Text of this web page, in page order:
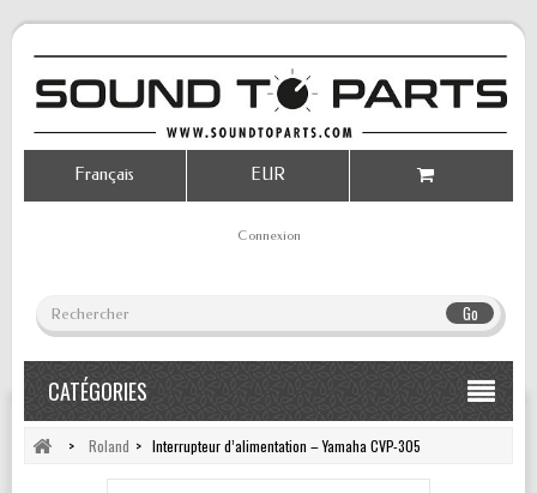
Go
Connexion
EUR
Français
CATÉGORIES
> Roland > Interrupteur d’alimentation – Yamaha CVP-305